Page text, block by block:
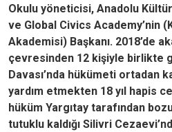
Okulu yöneticisi, Anadolu
ve Global Civics Academy’nin
Akademisi) Başkanı. 2018’de
çevresinden 12 kişiyle birlikte
Davası’nda hükümeti ortadan
yardım etmekten 18 yıl hapis
hüküm Yargıtay tarafından
tutuklu kaldığı Silivri